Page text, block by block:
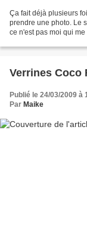
Ça fait déjà plusieurs
prendre une photo. Le
ce n'est pas moi qui
Verrines Coco
Publié le 24/03/2009 à
Par Maike